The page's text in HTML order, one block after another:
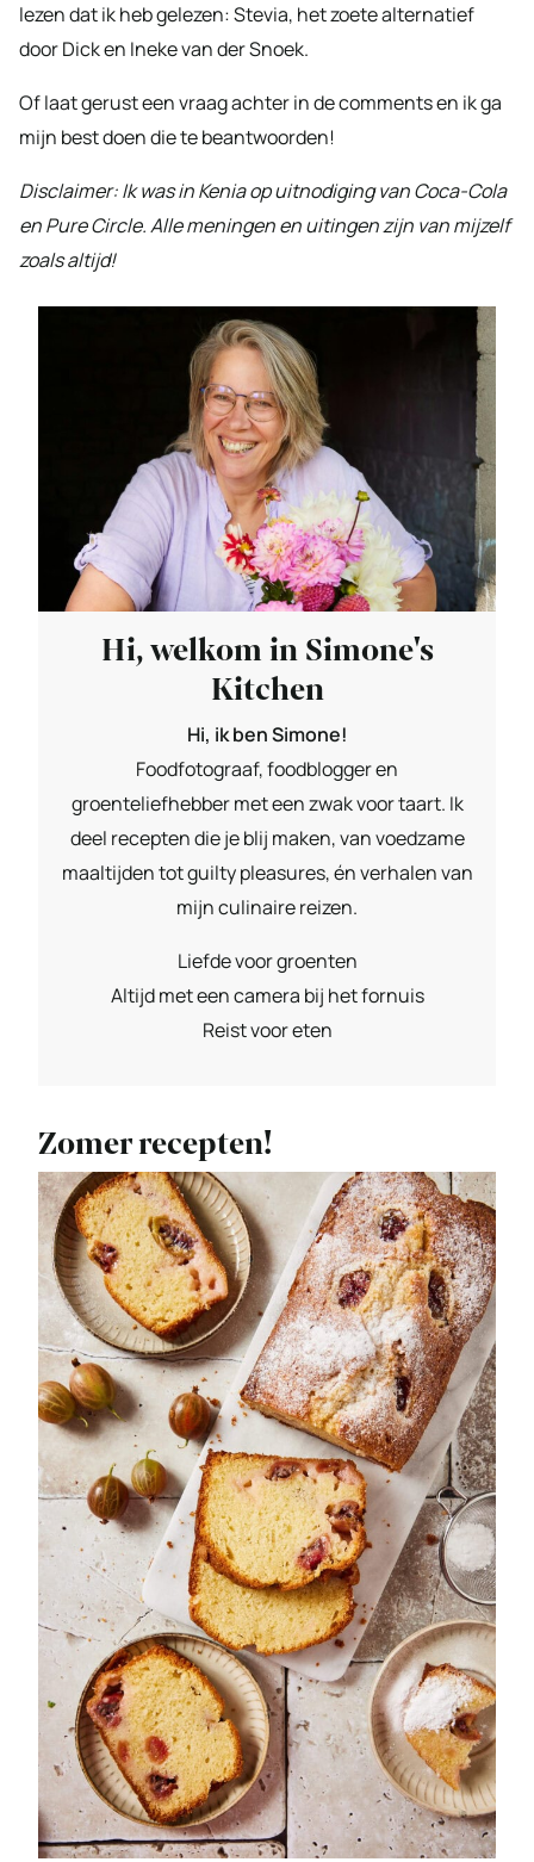
lezen dat ik heb gelezen: Stevia, het zoete alternatief
door Dick en Ineke van der Snoek.
Of laat gerust een vraag achter in de comments en ik ga
mijn best doen die te beantwoorden!
Disclaimer: Ik was in Kenia op uitnodiging van Coca-Cola
en Pure Circle. Alle meningen en uitingen zijn van mijzelf
zoals altijd!
Hi, welkom in Simone's
Kitchen
Hi, ik ben Simone!
Foodfotograaf, foodblogger en
groenteliefhebber met een zwak voor taart. Ik
deel recepten die je blij maken, van voedzame
maaltijden tot guilty pleasures, én verhalen van
mijn culinaire reizen.
Liefde voor groenten
Altijd met een camera bij het fornuis
Reist voor eten
Zomer recepten!